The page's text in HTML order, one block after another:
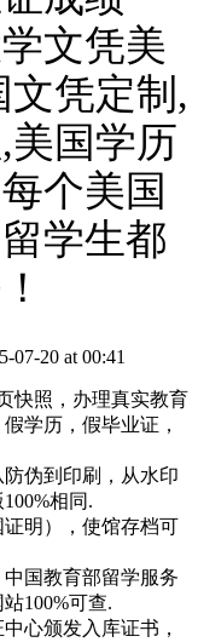
文凭美
文凭定制,
美国学历
个美国
学生都
07-20 at 00:41
快照，办理真实教育
学历，假毕业证，
伪到印刷，从水印
相同.
明），使馆存档可
国教育部留学服务
100%可查.
心颁发入库证书，